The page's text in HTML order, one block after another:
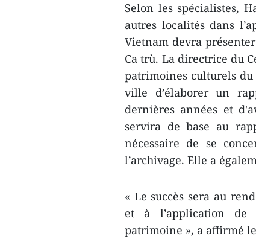
Selon les spécialistes,
autres localités dans
Vietnam devra
Ca trù. La directrice du
patrimoines culturels
ville d’élaborer un
dernières années et
servira de base ​au
nécessaire de se
l’archivage. Elle a
« Le succès sera au
et à l’application de
patrimoine », a affirmé